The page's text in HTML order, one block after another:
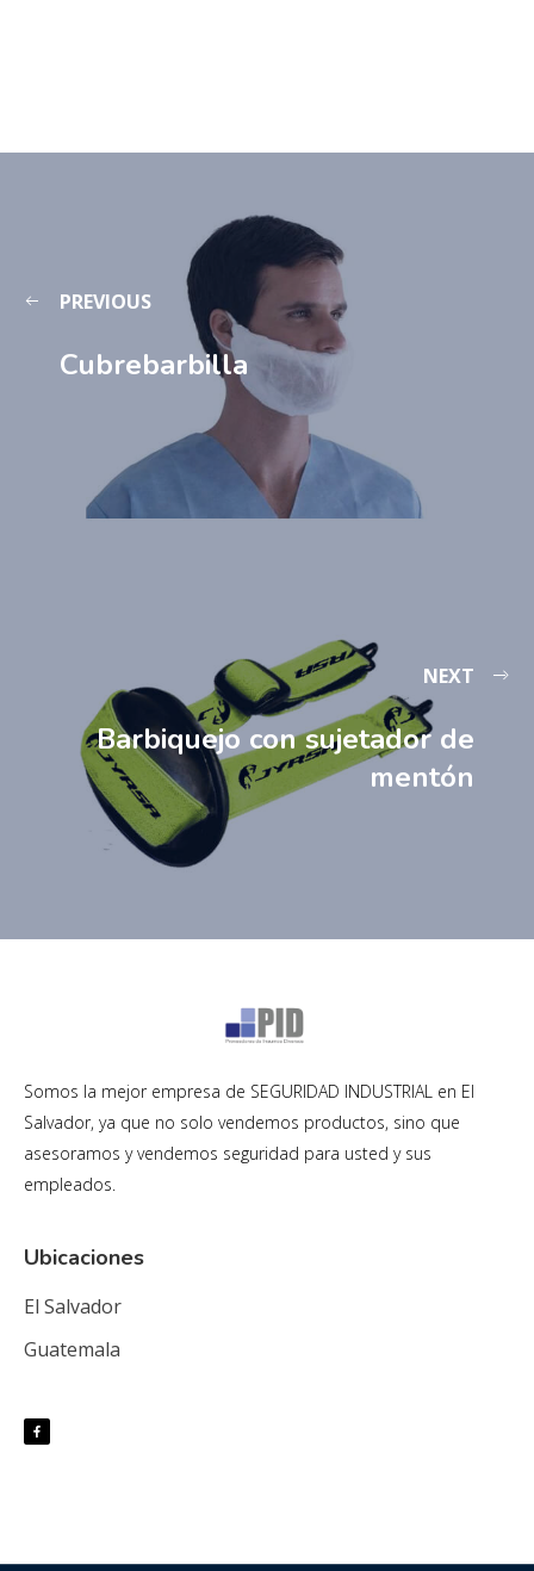
PREVIOUS
Cubrebarbilla
NEXT
Barbiquejo con sujetador de
mentón
Somos la mejor empresa de SEGURIDAD INDUSTRIAL en El
Salvador, ya que no solo vendemos productos, sino que
asesoramos y vendemos seguridad para usted y sus
empleados.
Ubicaciones
El Salvador
Guatemala